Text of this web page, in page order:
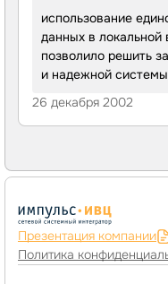
использование
данных в локальной
позволило решить
и надежной
на связи» с
26 декабря 2002
Презентация компании
Политика